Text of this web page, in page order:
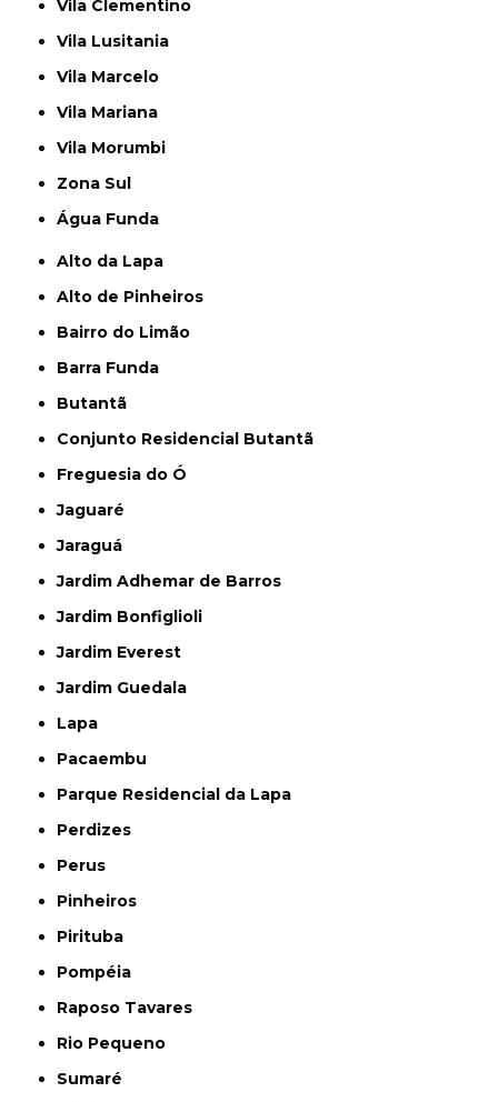
Vila Clementino
Vila Lusitania
Vila Marcelo
Vila Mariana
Vila Morumbi
Zona Sul
Água Funda
Alto da Lapa
Alto de Pinheiros
Bairro do Limão
Barra Funda
Butantã
Conjunto Residencial Butantã
Freguesia do Ó
Jaguaré
Jaraguá
Jardim Adhemar de Barros
Jardim Bonfiglioli
Jardim Everest
Jardim Guedala
Lapa
Pacaembu
Parque Residencial da Lapa
Perdizes
Perus
Pinheiros
Pirituba
Pompéia
Raposo Tavares
Rio Pequeno
Sumaré